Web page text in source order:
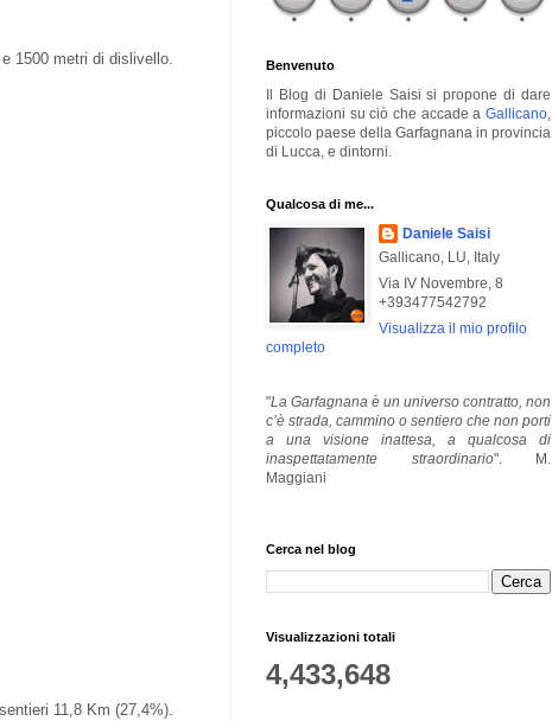
1500 metri di dislivello.
11,8 Km (27,4%).
Benvenuto
Il Blog di Daniele Saisi si propone di dare
informazioni su ciò che accade a Gallicano
piccolo paese della Garfagnana in provincia
di Lucca, e dintorni.
Qualcosa di me...
Daniele Saisi
Gallicano, LU, Italy
Via IV Novembre, 8
+393477542792
Visualizza il mio profilo
completo
"La Garfagnana è un universo contratto, non
c’è strada, cammino o sentiero che non porti
a una visione inattesa, a qualcosa di
inaspettatamente straordinario". M.
Maggiani
Cerca nel blog
Visualizzazioni totali
4,433,648